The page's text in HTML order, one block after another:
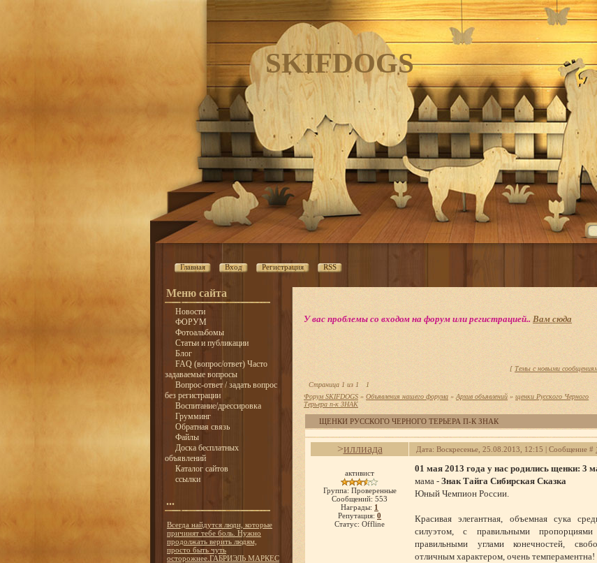
SKIFDOGS
Главная Вход Регистрация RSS
Меню сайта
Новости
ФОРУМ
Фотоальбомы
Статьи и публикации
Блог
FAQ (вопрос/ответ) Часто
задаваемые вопросы
Вопрос-ответ / задать вопрос
без регистрации
Воспитание/дрессировка
Грумминг
Обратная связь
Файлы
Доска бесплатных
объявлений
Каталог сайтов
ссылки
...
Всегда найдутся люди, которые
причинят тебе боль. Нужно
продолжать верить людям,
просто быть чуть
осторожнее.ГАБРИЭЛЬ МАРКЕС
У вас проблемы со входом на форум или регистрацией.. Вам сюда
[ Темы с новыми
Страница 1 из 1 1
Форум SKIFDOGS » Объявления нашего форума » Архив объявлений » щенки Русского Черного
Терьера п-к ЗНАК
ЩЕНКИ РУССКОГО ЧЕРНОГО ТЕРЬЕРА П-К ЗНАК
>иллиада Дата: Воскресенье, 25.08.2013, 12:15 | Сообщение #
активист
Группа: Проверенные
Сообщений: 553
Награды: 1
Репутация: 0
Статус: Offline
01 мая 2013 года у нас родились щенки: 3
мама - Знак Тайга Сибирская Сказка
Юный Чемпион России.
Красивая элегантная, объемная сука
силуэтом, с правильными
правильными углами конечностей,
отличным характером, очень темпераментна!